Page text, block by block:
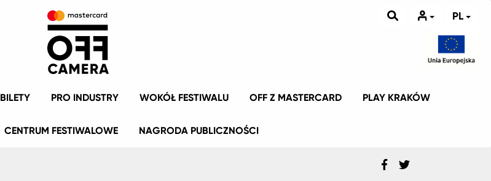
PL
BILETY PRO INDUSTRY WOKÓŁ FESTIWALU OFF Z MASTERCARD PLAY KRAKÓW
CENTRUM FESTIWALOWE NAGRODA PUBLICZNOŚCI